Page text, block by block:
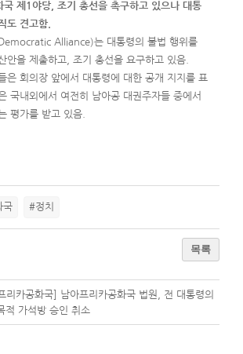
국 제1야당, 조기 총선을 촉구하고 있으나 대통
도 견고함.
Alliance)는 대통령의 불법 행위를
안을 제출하고, 조기 총선을 요구하고 있음.
은 회의장 앞에서 대통령에 대한 공개 지지를 표
국내외에서 여전히 남아공 대권주자들 중에서
평가를 받고 있음.
국 #정치
목록
리카공화국] 남아프리카공화국 법원, 전 대통령의
적 가석방 승인 취소